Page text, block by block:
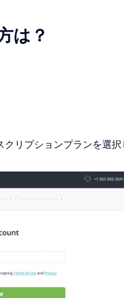
は？
リプションプランを選